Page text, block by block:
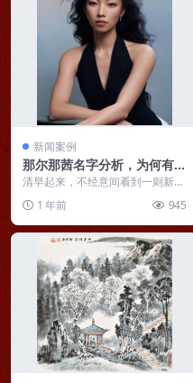
新闻案例
那尔那茜名字分析，为何有涉
嫌高考报名材料造假风波
清早起来，不经意间看到一则新
假。新闻本身并不轰动，...
1 年前 945